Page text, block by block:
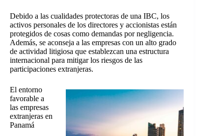
Debido a las cualidades protectoras de una IBC, los
activos personales de los directores y accionistas están
protegidos de cosas como demandas por negligencia.
Además, se aconseja a las empresas con un alto grado
de actividad litigiosa que establezcan una estructura
internacional para mitigar los riesgos de las
participaciones extranjeras.
El entorno
favorable a
las empresas
extranjeras en
Panamá